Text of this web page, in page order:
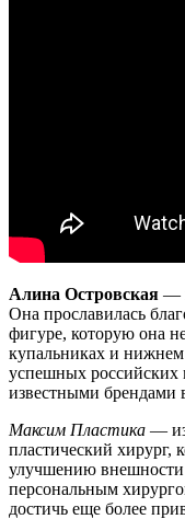
Алина Островская —
Она прославилась
фигуре, которую она
купальниках и
успешных российских
известными брендами
Максим Пластика —
пластический хирург,
улучшению внешности
персональным
достичь еще более